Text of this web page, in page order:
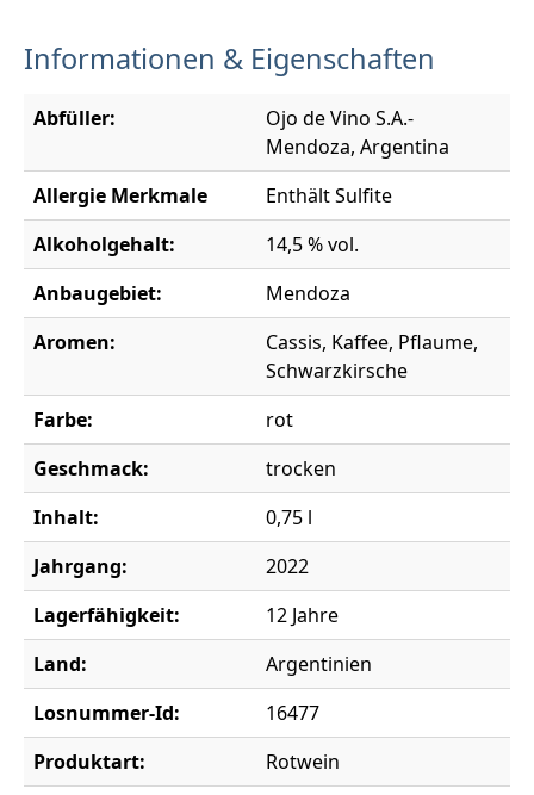
Informationen & Eigenschaften
Abfüller:
Ojo de Vino S.A.-
Mendoza, Argentina
Allergie Merkmale
Enthält Sulfite
Alkoholgehalt:
14,5 % vol.
Anbaugebiet:
Mendoza
Aromen:
Cassis, Kaffee, Pflaume,
Schwarzkirsche
Farbe:
rot
Geschmack:
trocken
Inhalt:
0,75 l
Jahrgang:
2022
Lagerfähigkeit:
12 Jahre
Land:
Argentinien
Losnummer-Id:
16477
Produktart:
Rotwein